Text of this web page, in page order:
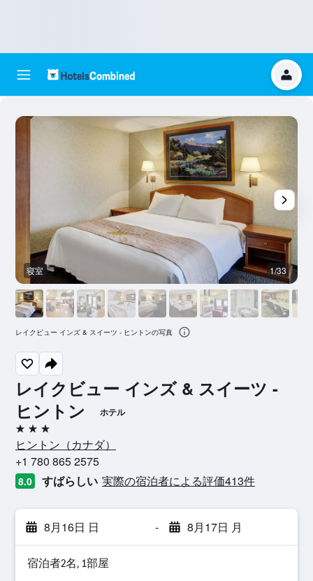
レイクビュー インズ & スイーツ -
ヒントン
ホテル
3つ星
ヒントン​（カナダ​）​
+1 780 865 2575
8.0 すばらしい 実際の宿泊者による評価413​件
8月16日 日 - 8月17日 月
宿泊者2名, 1​部屋
寝室 1/33
レイクビュー インズ & スイーツ - ヒントンの写真